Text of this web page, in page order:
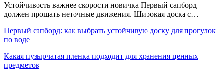
Устойчивость важнее скорости новичка Первый сапборд
должен прощать неточные движения. Широкая доска с…
Первый сапборд: как выбрать устойчивую доску для прогулок
по воде
Какая пузырчатая пленка подходит для хранения ценных
предметов